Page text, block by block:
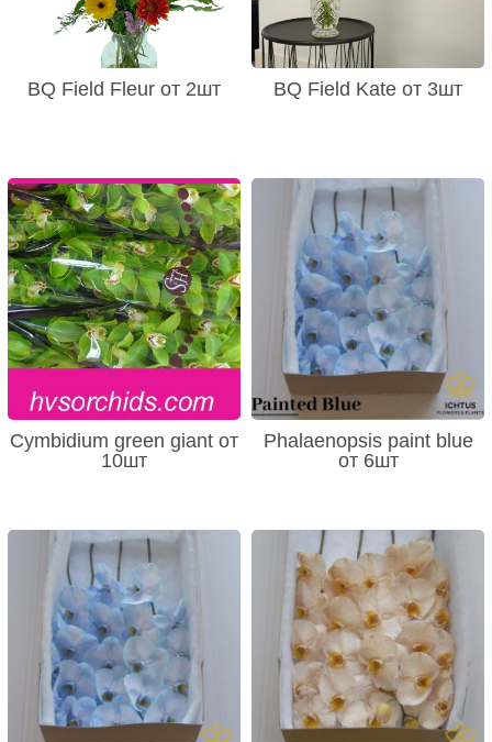
BQ Field Fleur от 2шт BQ Field Kate от 3шт
Cymbidium green giant от
10шт
Phalaenopsis paint blue
от 6шт